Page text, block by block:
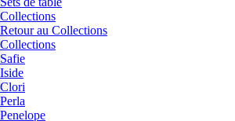
Collections
Retour au Collections
Collections
Safie
Iside
Clori
Perla
Penelope